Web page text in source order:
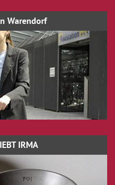
Warendorf
IRMA